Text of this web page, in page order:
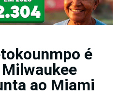
é
ao Miami